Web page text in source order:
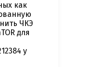
как
ЧКЭ
для
у